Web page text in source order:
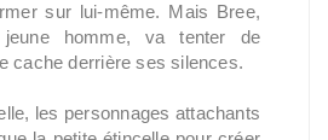
sur lui-même. Mais Bree,
homme, va tenter de
cache derrière ses silences.
les personnages attachants